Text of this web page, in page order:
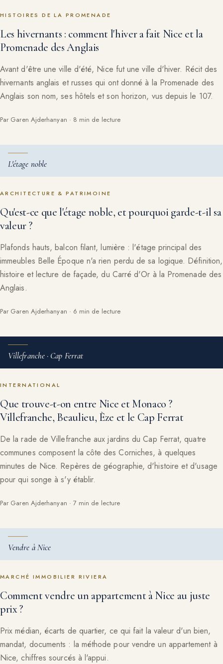
HISTOIRES DE LA PROMENADE
Les hivernants : comment l'hiver a fait Nice et la
Promenade des Anglais
Avant d'être une ville d'été, Nice fut une ville d'hiver. Récit des
hivernants anglais et russes qui ont donné à la Promenade des
Anglais son nom, ses hôtels et son horizon, vus depuis le 107.
Par Garen Ajderhanyan · 8 min de lecture
L'étage noble
ARCHITECTURE & PATRIMOINE
Qu'est-ce que l'étage noble, et pourquoi garde-t-il sa
valeur ?
Plafonds hauts, balcon filant, lumière : l'étage principal des
immeubles Belle Époque n'a rien perdu de sa logique. Définition,
histoire et lecture de façade, du Carré d'Or à la Promenade des
Anglais.
Par Garen Ajderhanyan · 6 min de lecture
Villefranche · Cap Ferrat
INTERNATIONAL
Que trouve-t-on entre Nice et Monaco ?
Villefranche, Beaulieu, Èze et le Cap Ferrat
De la rade de Villefranche aux jardins du Cap Ferrat, quatre
communes composent la côte des Corniches, à quelques
minutes de Nice. Repères de géographie, d'histoire et d'usage
pour qui songe à s'y établir.
Par Garen Ajderhanyan · 7 min de lecture
Vendre à Nice
MARCHÉ IMMOBILIER RIVIERA
Comment vendre un appartement à Nice au juste
prix ?
Prix médian, écarts de quartier, ce qui fait la valeur d'un bien,
mandat, documents : la méthode pour vendre un appartement à
Nice, chiffres sourcés à l'appui.